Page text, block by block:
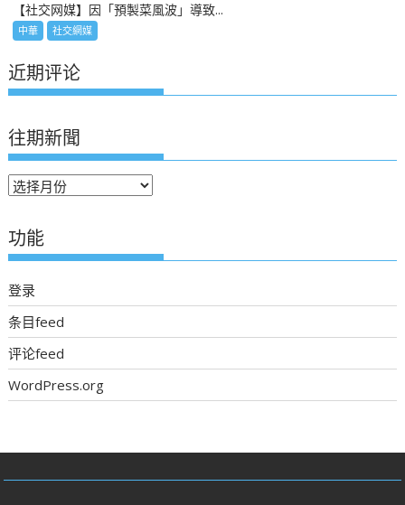
【社交网媒】因「預製菜風波」導致...
中華 社交網媒
近期评论
往期新聞
往
新
聞
功能
登录
条目feed
评论feed
WordPress.org